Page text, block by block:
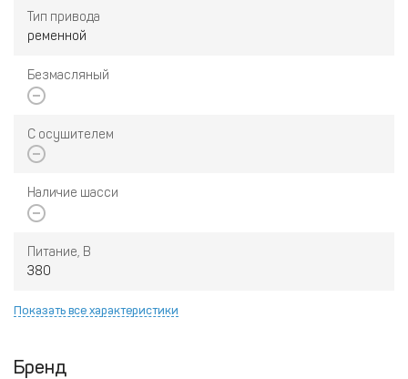
Тип привода
ременной
Безмасляный
С осушителем
Наличие шасси
Питание, В
380
Показать все характеристики
Бренд